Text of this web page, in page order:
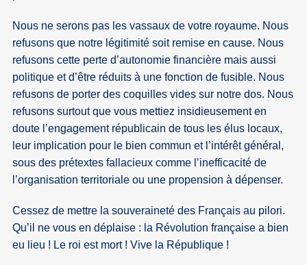
Nous ne serons pas les vassaux de votre royaume. Nous
refusons que notre légitimité soit remise en cause. Nous
refusons cette perte d’autonomie financière mais aussi
politique et d’être réduits à une fonction de fusible. Nous
refusons de porter des coquilles vides sur notre dos. Nous
refusons surtout que vous mettiez insidieusement en
doute l’engagement républicain de tous les élus locaux,
leur implication pour le bien commun et l’intérêt général,
sous des prétextes fallacieux comme l’inefficacité de
l’organisation territoriale ou une propension à dépenser.
Cessez de mettre la souveraineté des Français au pilori.
Qu’il ne vous en déplaise : la Révolution française a bien
eu lieu ! Le roi est mort ! Vive la République !